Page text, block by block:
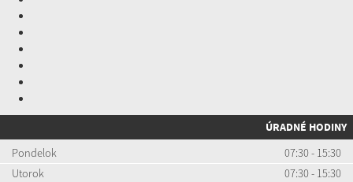
ÚRADNÉ HODINY
Pondelok
07:30 - 15:30
Utorok
07:30 - 15:30